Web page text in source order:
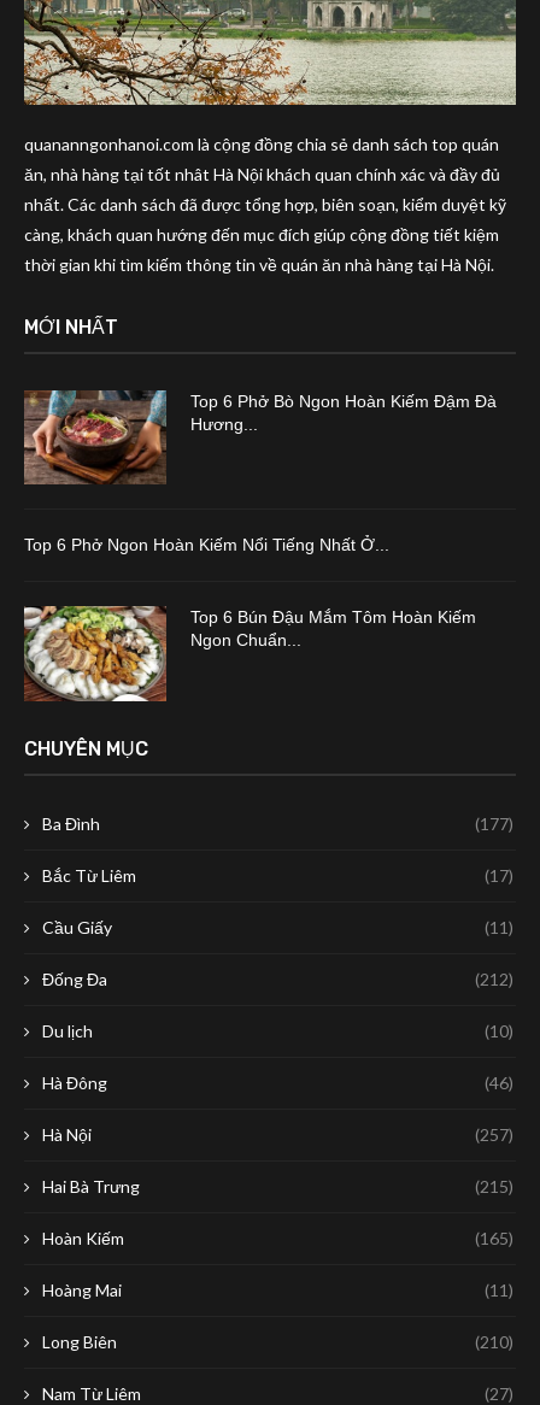
quananngonhanoi.com là cộng đồng chia sẻ danh sách top quán
ăn, nhà hàng tại tốt nhât Hà Nội khách quan chính xác và đầy đủ
nhất. Các danh sách đã được tổng hợp, biên soạn, kiểm duyệt kỹ
càng, khách quan hướng đến mục đích giúp cộng đồng tiết kiệm
thời gian khi tìm kiếm thông tin về quán ăn nhà hàng tại Hà Nội.
MỚI NHẤT
Top 6 Phở Bò Ngon Hoàn Kiếm Đậm Đà
Hương...
Top 6 Phở Ngon Hoàn Kiếm Nổi Tiếng Nhất Ở...
Top 6 Bún Đậu Mắm Tôm Hoàn Kiếm
Ngon Chuẩn...
CHUYÊN MỤC
Ba Đình (177)
Bắc Từ Liêm (17)
Cầu Giấy (11)
Đống Đa (212)
Du lịch (10)
Hà Đông (46)
Hà Nội (257)
Hai Bà Trưng (215)
Hoàn Kiếm (165)
Hoàng Mai (11)
Long Biên (210)
Nam Từ Liêm (27)